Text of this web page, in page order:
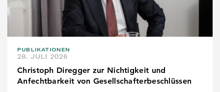
PUBLIKATIONEN
28. JULI 2026
Christoph Diregger zur Nichtigkeit und
Anfechtbarkeit von Gesellschafterbeschlüssen